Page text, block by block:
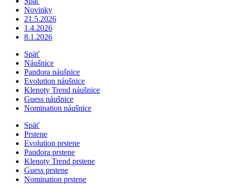
Novinky
21.5.2026
1.4.2026
8.1.2026
Späť
Náušnice
Pandora náušnice
Evolution náušnice
Klenoty Trend náušnice
Guess náušnice
Nomination náušnice
Späť
Prstene
Evolution prstene
Pandora prstene
Klenoty Trend prstene
Guess prstene
Nomination prstene